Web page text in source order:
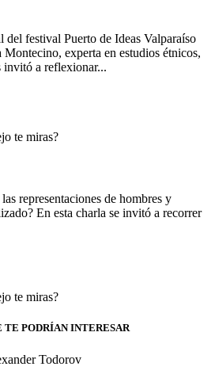
del festival Puerto de Ideas Valparaíso
experta en estudios étnicos,
invitó a reflexionar...
representaciones de hombres y
En esta charla se invitó a recorrer
TE PODRÍAN INTERESAR